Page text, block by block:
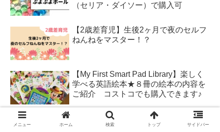
（セリア・ダイソー）で購入可
【2歳差育児】生後2ヶ月で夜のセルフ
ねんねをマスター！？
【My First Smart Pad Library】楽しく
学べる英語絵本★８冊の絵本の内容を
ご紹介 コストコでも購入できます♪
ウッディプッディ福袋 2021年の内容
は？実際何が届いたの？【WOODY
メニュー ホーム 検索 トップ サイドバー